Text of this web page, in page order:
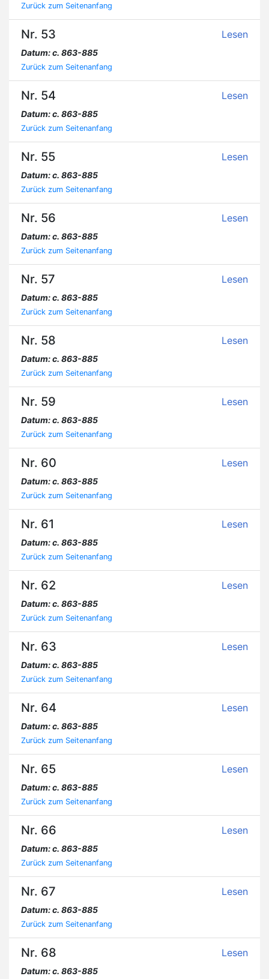
Zurück zum Seitenanfang
Nr. 53 Lesen
Datum: c. 863-885
Zurück zum Seitenanfang
Nr. 54 Lesen
Datum: c. 863-885
Zurück zum Seitenanfang
Nr. 55 Lesen
Datum: c. 863-885
Zurück zum Seitenanfang
Nr. 56 Lesen
Datum: c. 863-885
Zurück zum Seitenanfang
Nr. 57 Lesen
Datum: c. 863-885
Zurück zum Seitenanfang
Nr. 58 Lesen
Datum: c. 863-885
Zurück zum Seitenanfang
Nr. 59 Lesen
Datum: c. 863-885
Zurück zum Seitenanfang
Nr. 60 Lesen
Datum: c. 863-885
Zurück zum Seitenanfang
Nr. 61 Lesen
Datum: c. 863-885
Zurück zum Seitenanfang
Nr. 62 Lesen
Datum: c. 863-885
Zurück zum Seitenanfang
Nr. 63 Lesen
Datum: c. 863-885
Zurück zum Seitenanfang
Nr. 64 Lesen
Datum: c. 863-885
Zurück zum Seitenanfang
Nr. 65 Lesen
Datum: c. 863-885
Zurück zum Seitenanfang
Nr. 66 Lesen
Datum: c. 863-885
Zurück zum Seitenanfang
Nr. 67 Lesen
Datum: c. 863-885
Zurück zum Seitenanfang
Nr. 68 Lesen
Datum: c. 863-885